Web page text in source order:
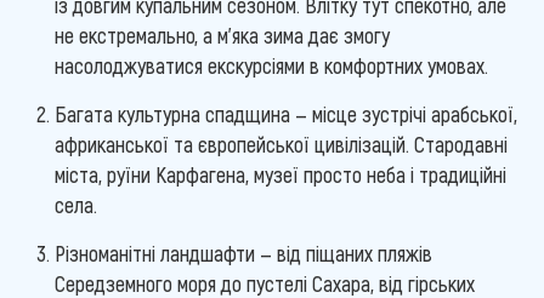
не екстремально, а м'яка зима дає змогу
насолоджуватися екскурсіями в комфортних умовах.
Багата культурна спадщина — місце зустрічі арабської,
африканської та європейської цивілізацій. Стародавні
міста, руїни Карфагена, музеї просто неба і традиційні
села.
Різноманітні ландшафти — від піщаних пляжів
Середземного моря до пустелі Сахара, від гірських